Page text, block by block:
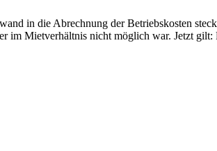
in die Abrechnung der Betriebskosten
im Mietverhältnis nicht möglich war. Jetzt